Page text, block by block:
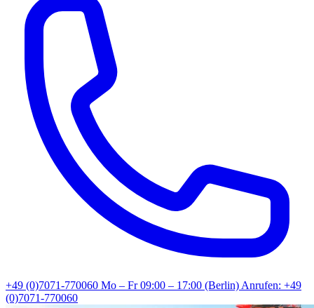
+49 (0)7071-770060 Mo – Fr 09:00 – 17:00 (Berlin)Anrufen: +49
(0)7071-770060